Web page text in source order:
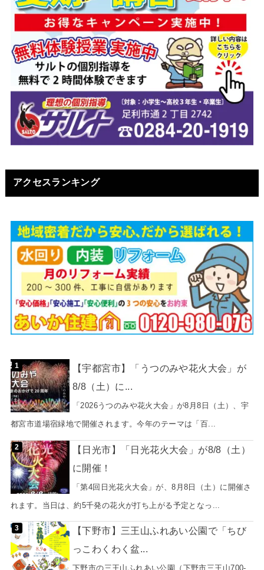
アクセスランキング
【宇都宮市】「うつのみや花火大会」が
8/8（土）に...
「2026うつのみや花火大会」が8月8日（土）、宇
都宮市道場宿緑地で開催されます。今年のテーマは「百...
【日光市】「日光花火大会」が8/8（土）
に開催！
「第4回日光花火大会」が、8月8日（土）に開催さ
れます。当日は、約5千発の花火が打ち上がる予定となっ...
【下野市】三王山ふれあい公園で「ちび
っこわくわく盆...
下野市の三王山ふれあい公園（下野市三王山700-